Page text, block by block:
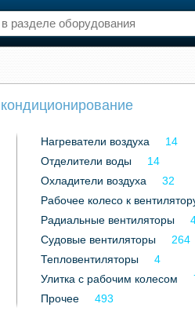
Флот
Галерея флота
Отзывы
Все службы
Нагреватели воздуха
14
Отделители воды
14
Охладители воздуха
32
Рабочее колесо к
Радиальные вентиляторы
Судовые вентиляторы
264
Тепловентиляторы
4
Улитка с рабочим колесом
Прочее
493